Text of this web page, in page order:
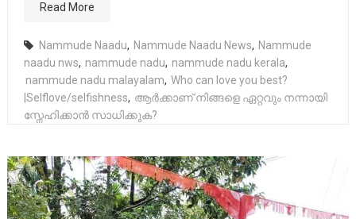
Read More
Nammude Naadu, Nammude Naadu News, Nammude
naadu nws, nammude nadu, nammude nadu kerala,
nammude nadu malayalam, Who can love you best?
|Selflove/selfishness, ആർക്കാണ് നിങ്ങളെ ഏറ്റവും നന്നായി
സ്നേഹിക്കാൻ സാധിക്കുക?